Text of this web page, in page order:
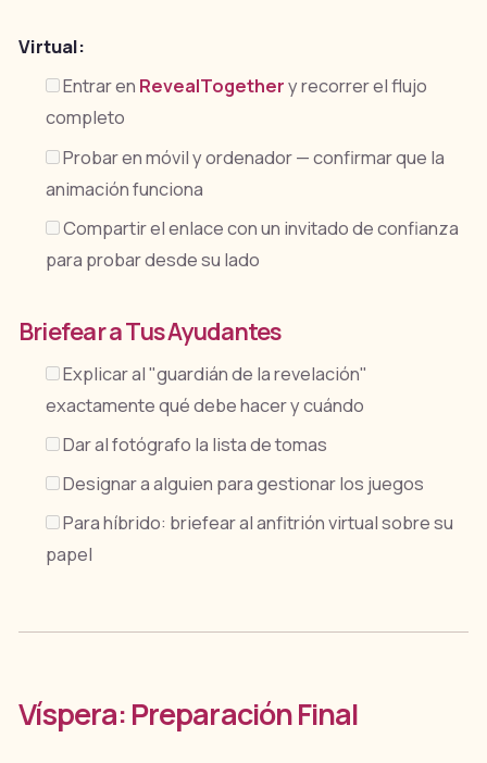
Virtual:
Entrar en RevealTogethery recorrer el flujo
completo
Probar en móvil y ordenador — confirmar que la
animación funciona
Compartir el enlace con un invitado de confianza
para probar desde su lado
Briefear a Tus Ayudantes
Explicar al "guardián de la revelación"
exactamente qué debe hacer y cuándo
Dar al fotógrafo la lista de tomas
Designar a alguien para gestionar los juegos
Para híbrido: briefear al anfitrión virtual sobre su
papel
Víspera: Preparación Final